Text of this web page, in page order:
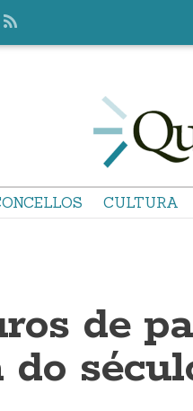
CULTURA
de
do